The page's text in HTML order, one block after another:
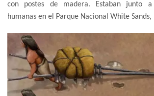
con postes de madera. Estaban junto a
humanas en el Parque Nacional White